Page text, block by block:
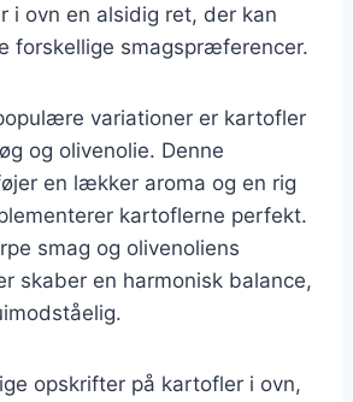
i ovn en alsidig ret, der kan
forskellige smagspræferencer.
variationer er kartofler
og olivenolie. Denne
en lækker aroma og en rig
kartoflerne perfekt.
smag og olivenoliens
skaber en harmonisk balance,
opskrifter på kartofler i ovn,